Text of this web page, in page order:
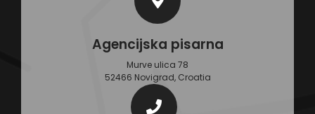
Agencijska pisarna
Murve ulica 78
52466 Novigrad, Croatia